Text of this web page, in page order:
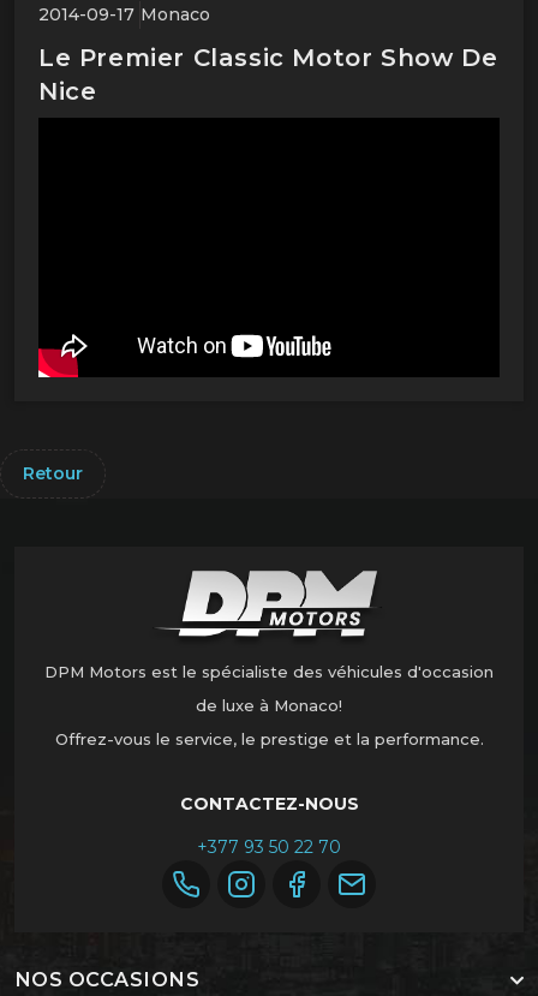
2014-09-17 Monaco
Le Premier Classic Motor Show De
Nice
Retour
DPM Motors est le spécialiste des véhicules d'occasion
de luxe à Monaco!
Offrez-vous le service, le prestige et la performance.
CONTACTEZ-NOUS
+377 93 50 22 70
NOS OCCASIONS